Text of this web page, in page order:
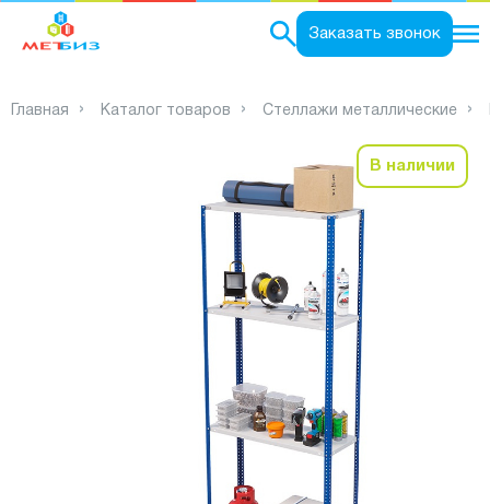
Заказать звонок
Главная Каталог товаров Стеллажи металлические
В наличии